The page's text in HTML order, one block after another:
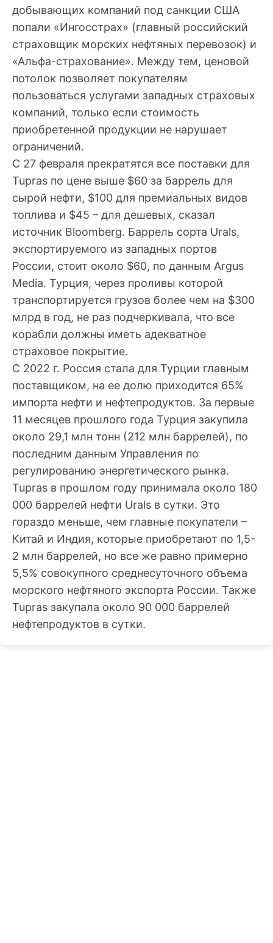
добывающих компаний под санкции США
попали «Ингосстрах» (главный российский
страховщик морских нефтяных перевозок) и
«Альфа-страхование». Между тем, ценовой
потолок позволяет покупателям
пользоваться услугами западных страховых
компаний, только если стоимость
приобретенной продукции не нарушает
ограничений.
С 27 февраля прекратятся все поставки для
Tupras по цене выше $60 за баррель для
сырой нефти, $100 для премиальных видов
топлива и $45 – для дешевых, сказал
источник Bloomberg. Баррель сорта Urals,
экспортируемого из западных портов
России, стоит около $60, по данным Argus
Media. Турция, через проливы которой
транспортируется грузов более чем на $300
млрд в год, не раз подчеркивала, что все
корабли должны иметь адекватное
страховое покрытие.
С 2022 г. Россия стала для Турции главным
поставщиком, на ее долю приходится 65%
импорта нефти и нефтепродуктов. За первые
11 месяцев прошлого года Турция закупила
около 29,1 млн тонн (212 млн баррелей), по
последним данным Управления по
регулированию энергетического рынка.
Tupras в прошлом году принимала около 180
000 баррелей нефти Urals в сутки. Это
гораздо меньше, чем главные покупатели –
Китай и Индия, которые приобретают по 1,5-
2 млн баррелей, но все же равно примерно
5,5% совокупного среднесуточного объема
морского нефтяного экспорта России. Также
Tupras закупала около 90 000 баррелей
нефтепродуктов в сутки.